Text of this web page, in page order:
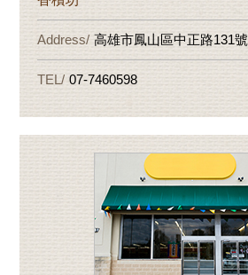
高雄市鳳山區中正路131號
07-7460598